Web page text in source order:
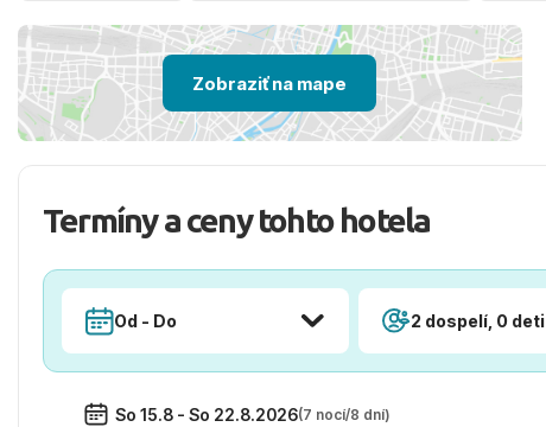
Zobraziť na mape
Termíny a ceny tohto hotela
Od - Do 2 dospelí, 0 deti
So 15.8 - So 22.8.2026(7 nocí/8 dní)